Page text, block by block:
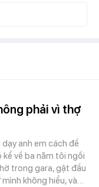
phải vì thợ
dạy anh em cách đề
kể về ba năm tôi ngồi
trong gara, gật đầu
không hiểu, và…